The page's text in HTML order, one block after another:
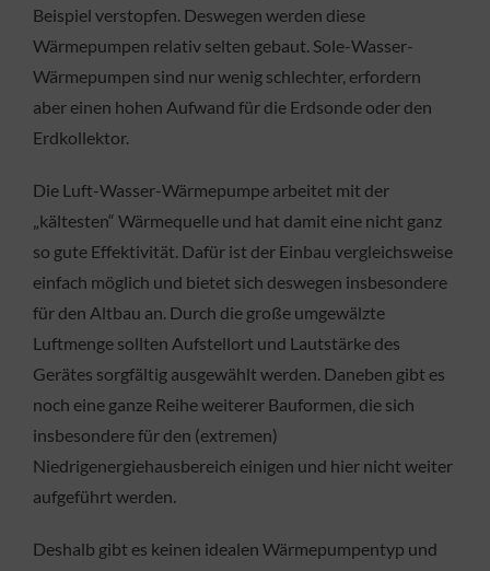
Beispiel verstopfen. Deswegen werden diese
Wärmepumpen relativ selten gebaut. Sole-Wasser-
Wärmepumpen sind nur wenig schlechter, erfordern
aber einen hohen Aufwand für die Erdsonde oder den
Erdkollektor.
Die Luft-Wasser-Wärmepumpe arbeitet mit der
„kältesten“ Wärmequelle und hat damit eine nicht ganz
so gute Effektivität. Dafür ist der Einbau vergleichsweise
einfach möglich und bietet sich deswegen insbesondere
für den Altbau an. Durch die große umgewälzte
Luftmenge sollten Aufstellort und Lautstärke des
Gerätes sorgfältig ausgewählt werden. Daneben gibt es
noch eine ganze Reihe weiterer Bauformen, die sich
insbesondere für den (extremen)
Niedrigenergiehausbereich einigen und hier nicht weiter
aufgeführt werden.
Deshalb gibt es keinen idealen Wärmepumpentyp und